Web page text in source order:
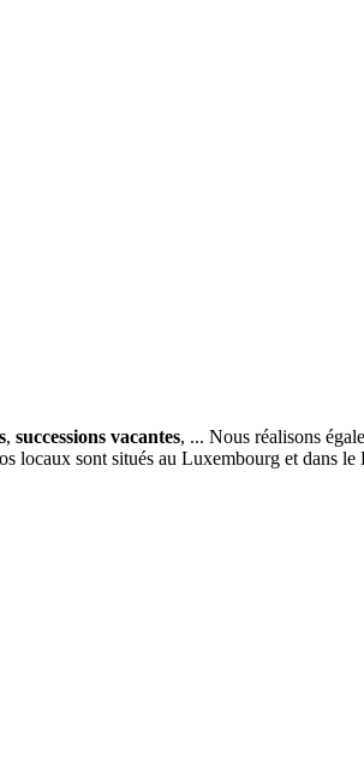
, successions vacantes, ... Nous réalisons
locaux sont situés au Luxembourg et dans le